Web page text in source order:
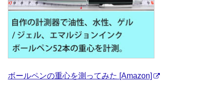
ボールペンの重心を測ってみた [Amazon]